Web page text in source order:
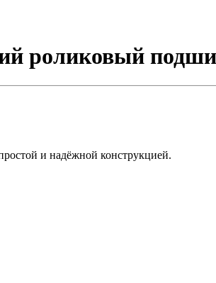
роликовый
и надёжной конструкцией.